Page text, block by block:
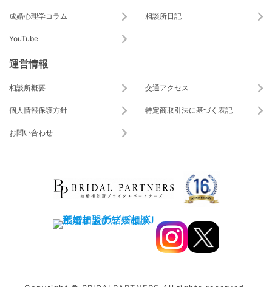
成婚心理学コラム 相談所日記
YouTube
運営情報
相談所概要 交通アクセス
個人情報保護方針 特定商取引法に基づく表記
お問い合わせ